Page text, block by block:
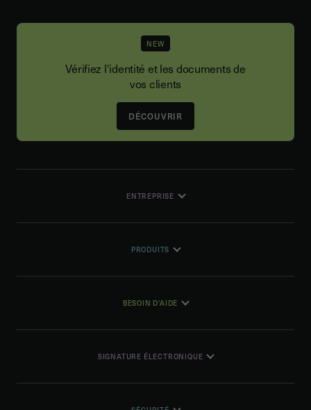
NEW
Vérifiez l'identité et les documents de
vos clients
DÉCOUVRIR
ENTREPRISE
PRODUITS
BESOIN D'AIDE
SIGNATURE ÉLECTRONIQUE